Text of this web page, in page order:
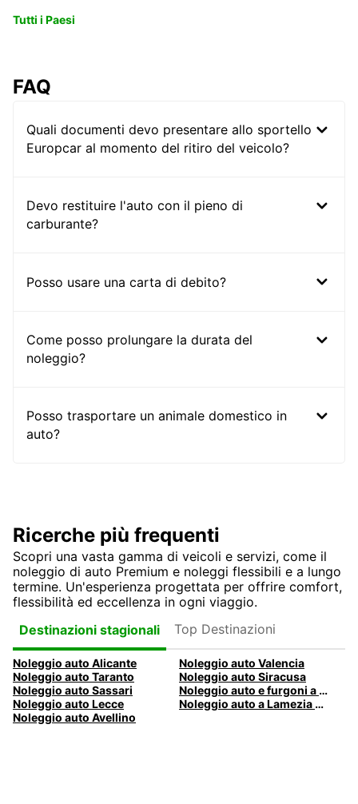
Tutti i Paesi
FAQ
Quali documenti devo presentare allo sportello
Europcar al momento del ritiro del veicolo?
Devo restituire l'auto con il pieno di
carburante?
Posso usare una carta di debito?
Come posso prolungare la durata del
noleggio?
Posso trasportare un animale domestico in
auto?
Ricerche più frequenti
Scopri una vasta gamma di veicoli e servizi, come il
noleggio di auto Premium e noleggi flessibili e a lungo
termine. Un'esperienza progettata per offrire comfort,
flessibilità ed eccellenza in ogni viaggio.
Destinazioni stagionali
Top Destinazioni
Noleggio auto Alicante
Noleggio auto Valencia
Noleggio auto Taranto
Noleggio auto Siracusa
Noleggio auto Sassari
Noleggio auto e furgoni a Pescara
Noleggio auto Lecce
Noleggio auto a Lamezia Terme, Italia
Noleggio auto Avellino